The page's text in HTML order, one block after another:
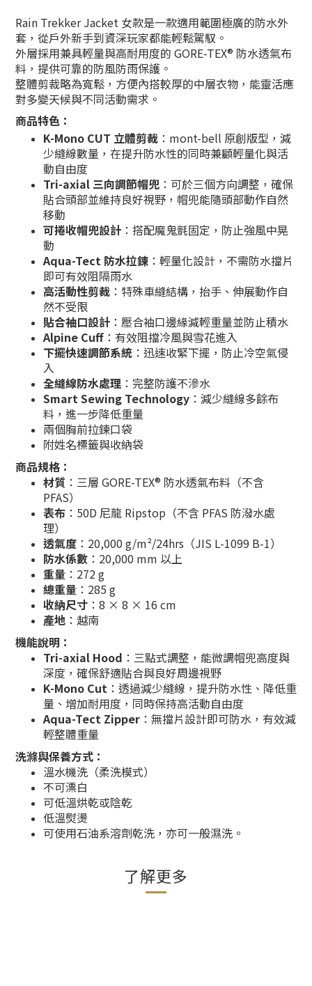
Rain Trekker Jacket 女款是一款適用範圍極廣的防水外
套，從戶外新手到資深玩家都能輕鬆駕馭。
外層採用兼具輕量與高耐用度的 GORE-TEX® 防水透氣布
料，提供可靠的防風防雨保護。
整體剪裁略為寬鬆，方便內搭較厚的中層衣物，能靈活應
對多變天候與不同活動需求。
商品特色：
K-Mono CUT 立體剪裁 ：mont-bell 原創版型，減
少縫線數量，在提升防水性的同時兼顧輕量化與活
動自由度
Tri-axial 三向調節帽兜 ：可於三個方向調整，確保
貼合頭部並維持良好視野，帽兜能隨頭部動作自然
移動
可捲收帽兜設計 ：搭配魔鬼氈固定，防止強風中晃
動
Aqua-Tect 防水拉鍊 ：輕量化設計，不需防水擋片
即可有效阻隔雨水
高活動性剪裁 ：特殊車縫結構，抬手、伸展動作自
然不受限
貼合袖口設計 ：壓合袖口邊緣減輕重量並防止積水
Alpine Cuff ：有效阻擋冷風與雪花進入
下擺快速調節系統 ：迅速收緊下擺，防止冷空氣侵
入
全縫線防水處理 ：完整防護不滲水
Smart Sewing Technology ：減少縫線多餘布
料，進一步降低重量
兩個胸前拉鍊口袋
附姓名標籤與收納袋
商品規格：
材質 ：三層 GORE-TEX® 防水透氣布料（不含
PFAS）
表布 ：50D 尼龍 Ripstop（不含 PFAS 防潑水處
理）
透氣度 ：20,000 g/m²/24hrs（JIS L-1099 B-1）
防水係數 ：20,000 mm 以上
重量 ：272 g
總重量 ：285 g
收納尺寸 ：8 × 8 × 16 cm
產地 ：越南
機能說明：
Tri-axial Hood ：三點式調整，能微調帽兜高度與
深度，確保舒適貼合與良好周邊視野
K-Mono Cut ：透過減少縫線，提升防水性、降低重
量、增加耐用度，同時保持高活動自由度
Aqua-Tect Zipper ：無擋片設計即可防水，有效減
輕整體重量
洗滌與保養方式：
溫水機洗（柔洗模式）
不可漂白
可低溫烘乾或陰乾
低溫熨燙
可使用石油系溶劑乾洗，亦可一般濕洗。
了解更多